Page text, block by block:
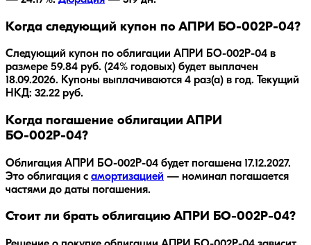
Когда следующий купон по АПРИ БО-002Р-04?
Следующий купон по облигации АПРИ БО-002Р-04 в
размере 59.84 руб. (24% годовых) будет выплачен
18.09.2026. Купоны выплачиваются 4 раз(а) в год. Текущий
НКД: 32.22 руб.
Когда погашение облигации АПРИ
БО-002Р-04?
Облигация АПРИ БО-002Р-04 будет погашена 17.12.2027.
Это облигация с амортизацией — номинал погашается
частями до даты погашения.
Стоит ли брать облигацию АПРИ БО-002Р-04?